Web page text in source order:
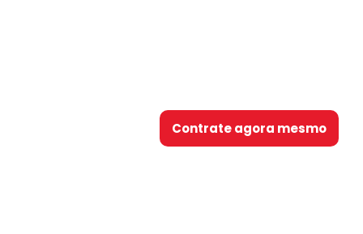
Contrate agora mesmo